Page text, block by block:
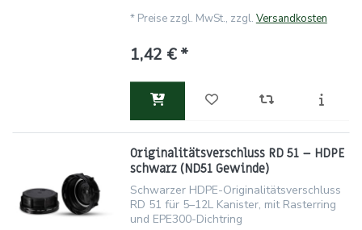
* Preise zzgl. MwSt., zzgl. Versandkosten
1,42 € *
Originalitätsverschluss RD 51 – HDPE
schwarz (ND51 Gewinde)
Schwarzer HDPE-Originalitätsverschluss
RD 51 für 5–12L Kanister, mit Rasterring
und EPE300-Dichtring